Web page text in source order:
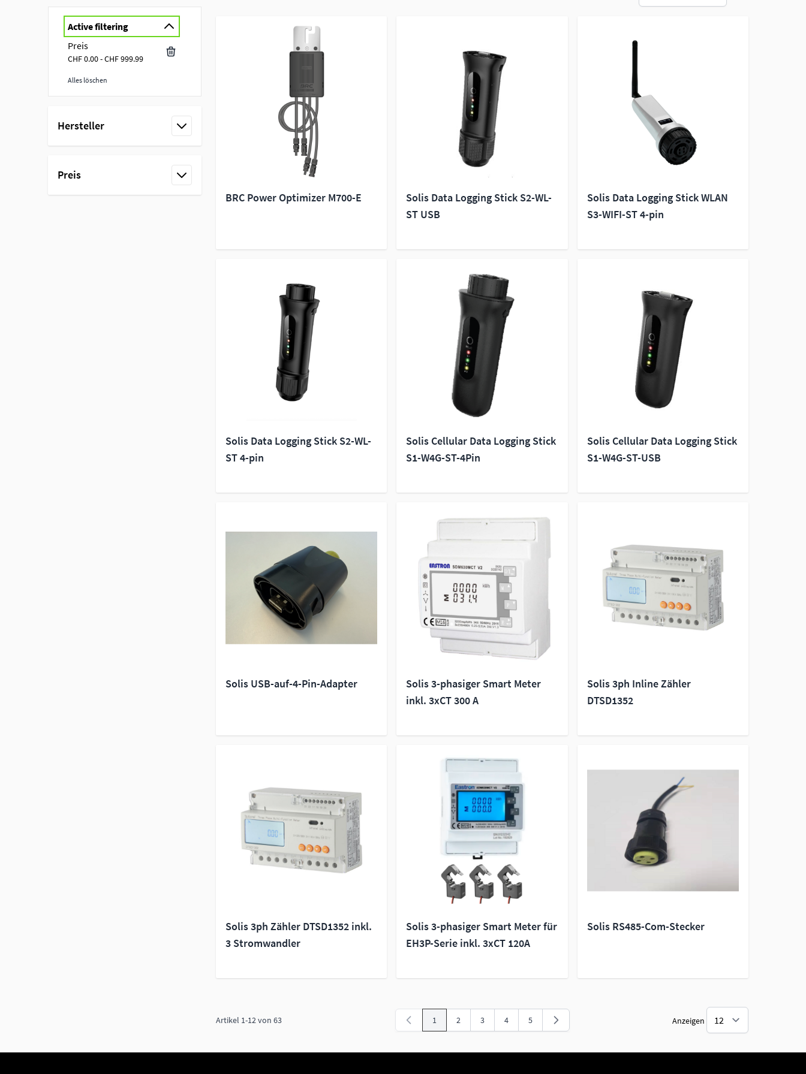
Active filtering
Preis
CHF 0.00 - CHF 999.99
Alles löschen
Hersteller
Preis
BRC Power Optimizer M700-E
Solis Data Logging Stick S2-WL-
ST USB
Solis Data Logging Stick WLAN
S3-WIFI-ST 4-pin
Solis Data Logging Stick S2-WL-
ST 4-pin
Solis Cellular Data Logging Stick
S1-W4G-ST-4Pin
Solis Cellular Data Logging Stick
S1-W4G-ST-USB
Solis USB-auf-4-Pin-Adapter
Solis 3-phasiger Smart Meter
inkl. 3xCT 300 A
Solis 3ph Inline Zähler
DTSD1352
Solis 3ph Zähler DTSD1352 inkl.
3 Stromwandler
Solis 3-phasiger Smart Meter für
EH3P-Serie inkl. 3xCT 120A
Solis RS485-Com-Stecker
Artikel 1-12von 63 Sie lesen gerade Seite
1 Seite
2 Seite
3 Seite
4 Seite
5 Anzeigen